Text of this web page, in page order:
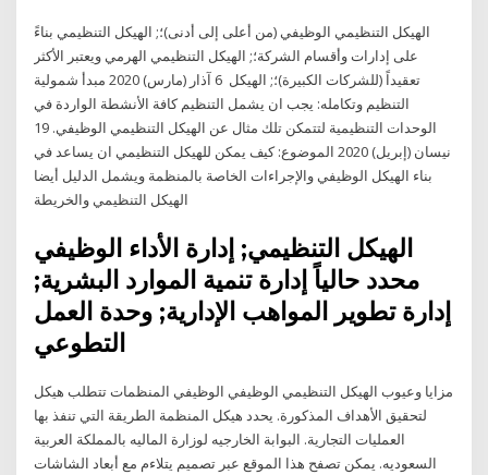
الهيكل التنظيمي الوظيفي (من أعلى إلى أدنى)؛; الهيكل التنظيمي بناءً
على إدارات وأقسام الشركة؛; الهيكل التنظيمي الهرمي ويعتبر الأكثر
تعقيداً (للشركات الكبيرة)؛; الهيكل 6 آذار (مارس) 2020 مبدأ شمولية
التنظيم وتكامله: يجب ان يشمل التنظيم كافة الأنشطة الواردة في
الوحدات التنظيمية لتتمكن تلك مثال عن الهيكل التنظيمي الوظيفي. 19
نيسان (إبريل) 2020 الموضوع: كيف يمكن للهيكل التنظيمي ان يساعد في
بناء الهيكل الوظيفي والإجراءات الخاصة بالمنظمة ويشمل الدليل أيضا
الهيكل التنظيمي; إدارة الأداء الوظيفي
محدد حالياً إدارة تنمية الموارد البشرية;
إدارة تطوير المواهب الإدارية; وحدة العمل
التطوعي
مزايا وعيوب الهيكل التنظيمي الوظيفي الوظيفي المنظمات تتطلب هيكل
لتحقيق الأهداف المذكورة. يحدد هيكل المنظمة الطريقة التي تنفذ بها
العمليات التجارية. البوابة الخارجيه لوزارة الماليه بالمملكة العربية
السعوديه. يمكن تصفح هذا الموقع عبر تصميم يتلاءم مع أبعاد الشاشات